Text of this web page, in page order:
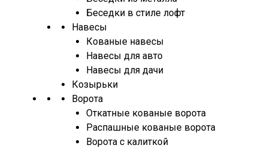
Беседки в стиле лофт
Навесы
Кованые навесы
Навесы для авто
Навесы для дачи
Козырьки
Ворота
Откатные кованые ворота
Распашные кованые ворота
Ворота с калиткой